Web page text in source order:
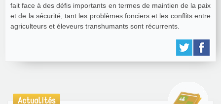
fait face à des défis importants en termes de maintien de la paix
et de la sécurité, tant les problèmes fonciers et les conflits entre
agriculteurs et éleveurs transhumants sont récurrents.
Actualités